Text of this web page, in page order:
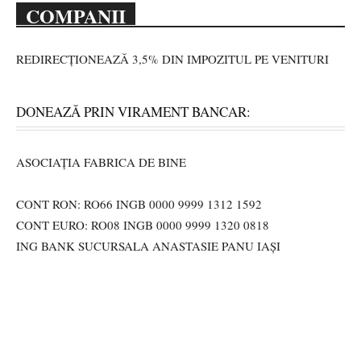
COMPANII
REDIRECȚIONEAZĂ 3,5% DIN IMPOZITUL PE VENITURI
DONEAZĂ PRIN VIRAMENT BANCAR:
ASOCIAȚIA FABRICA DE BINE
CONT RON: RO66 INGB 0000 9999 1312 1592
CONT EURO: RO08 INGB 0000 9999 1320 0818
ING BANK SUCURSALA ANASTASIE PANU IAȘI